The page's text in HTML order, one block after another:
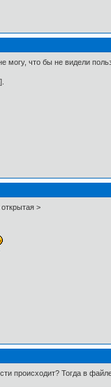
могу, что бы не видели
>
происходит? Тогда в